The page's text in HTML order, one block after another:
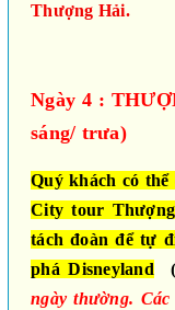
Thượng Hải.
Ngày 4 :
sáng/ trưa)
Quý khách có thể
City tour
tách đoàn để tự
phá Disneyland
ngày thường.